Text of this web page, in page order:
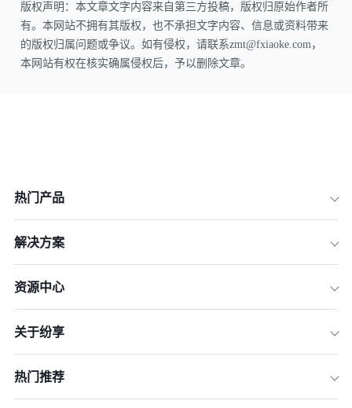
版权声明：本文章文字内容来自第三方投稿，版权归原始作者所
有。本网站不拥有其版权，也不承担文字内容、信息或资料带来
的版权归属问题或争议。如有侵权，请联系zmt@fxiaoke.com，
本网站有权在核实确属侵权后，予以删除文章。
热门产品
解决方案
资源中心
关于纷享
热门推荐